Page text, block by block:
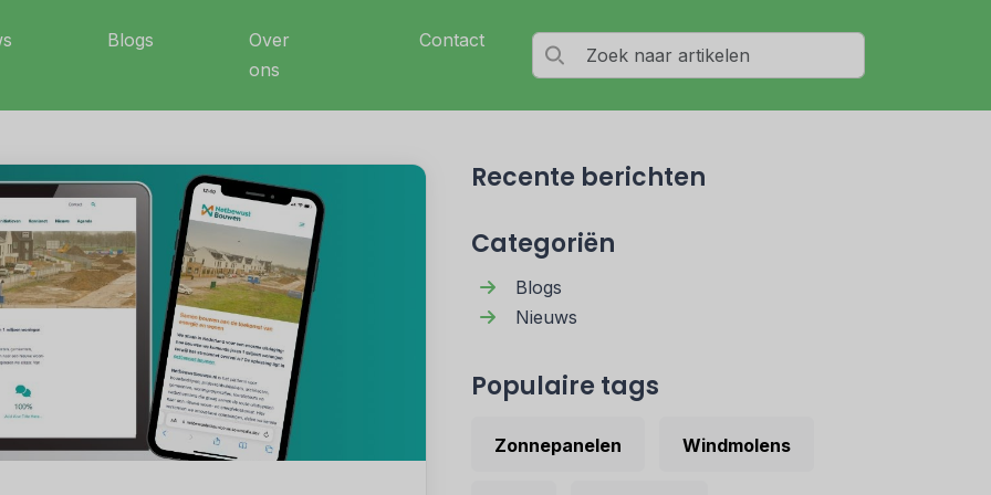
Blogs
Over
ons
Contact
Recente berichten
Categoriën
Blogs
Nieuws
Populaire tags
Zonnepanelen Windmolens